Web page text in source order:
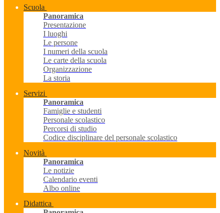
Scuola
Panoramica
Presentazione
I luoghi
Le persone
I numeri della scuola
Le carte della scuola
Organizzazione
La storia
Servizi
Panoramica
Famiglie e studenti
Personale scolastico
Percorsi di studio
Codice disciplinare del personale scolastico
Novità
Panoramica
Le notizie
Calendario eventi
Albo online
Didattica